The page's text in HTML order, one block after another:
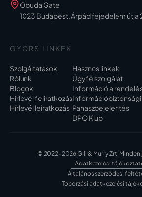
Óbuda Gate
1023 Budapest, Árpád fejedelem útja
GYORS LINKEK
Szolgáltatások
Rólunk
Blogok
Hírlevél feliratkozás
Hírlevél leiratkozás
Hasznos linkek
Ügyfélszolgálat
Információ a
Panaszbejelentés
DPO Klub
© 2022–2026 Gill & Murry Zrt.
Adatkezelési
Általános szerződési
Toborzási adatkezelési